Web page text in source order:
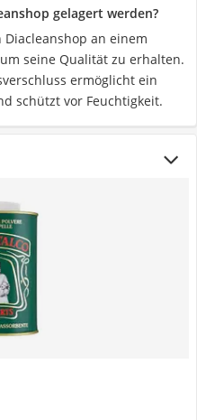
gelagert werden?
Diacleanshop an einem
seine Qualität zu erhalten.
ermöglicht ein
schützt vor Feuchtigkeit.